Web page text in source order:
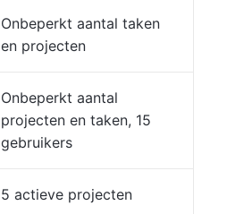
Onbeperkt aantal taken
en projecten
Onbeperkt aantal
projecten en taken, 15
gebruikers
5 actieve projecten